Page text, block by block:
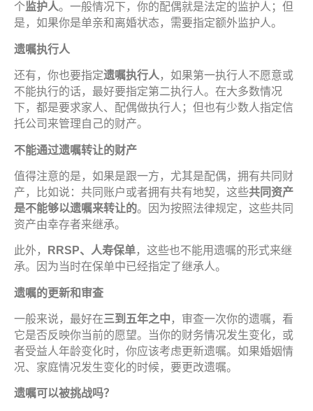
个监护人。一般情况下，你的配偶就是法定的监护人；但
是，如果你是单亲和离婚状态，需要指定额外监护人。
遗嘱执行人
还有，你也要指定遗嘱执行人 ，如果第一执行人不愿意或
不能执行的话，最好要指定第二执行人。在大多数情况
下，都是要求家人、配偶做执行人；但也有少数人指定信
托公司来管理自己的财产。
不能通过遗嘱转让的财产
值得注意的是，如果是跟一方，尤其是配偶，拥有共同财
产，比如说：共同账户或者拥有共有地契，这些共同 资产
是不能够以遗嘱来转让的。因为按照法律规定，这些共同
资产由幸存者来继承。
此外， RRSP、人寿保单，这些也不能用遗嘱的形式来继
承。因为当时在保单中已经指定了继承人。
遗嘱的更新和审查
一般来说，最好在三到五年之中 ，审查一次你的遗嘱，看
它是否反映你当前的愿望。当你的财务情况发生变化，或
者受益人年龄变化时，你应该考虑更新遗嘱。如果婚姻情
况、家庭情况发生变化的时候，要更改遗嘱。
遗嘱可以被挑战吗？